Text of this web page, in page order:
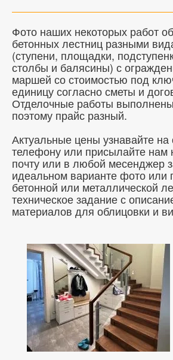
Фото наших некоторых работ
бетонных лестниц разными
(ступени, площадки,
столбы и балясины) с
маршей со стоимостью под
единицу согласно сметы и
Отделочные работы
поэтому прайс разный.
Актуальные цены узнавайте на
телефону или присылайте нам
почту или в любой месенджер
идеальном варианте фото или
бетонной или металлической
техническое задание с
материалов для облицовки и